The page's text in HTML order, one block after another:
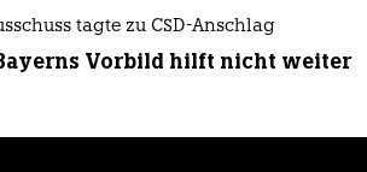
tagte zu CSD-Anschlag
Vorbild hilft nicht weiter